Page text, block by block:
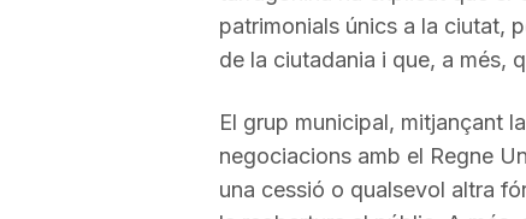
a
patrimonials únics a la ciutat,
de la ciutadania i que, a més,
El grup municipal, mitjançant
negociacions amb el Regne
una cessió o qualsevol altra